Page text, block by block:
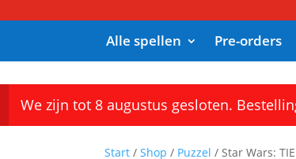
Alle spellen Pre-orders
We zijn tot 8 augustus gesloten.
Start / Shop / Puzzel / Star Wars: